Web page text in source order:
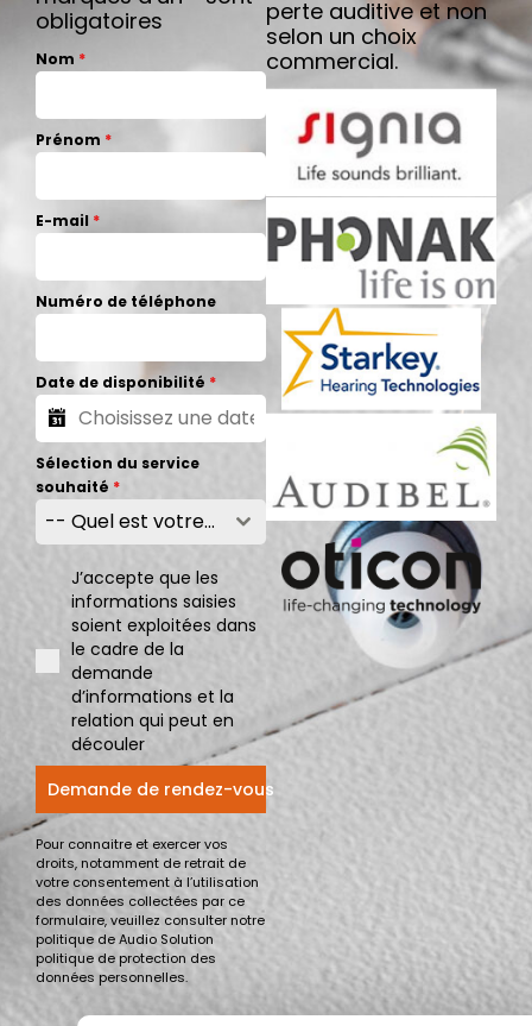
obligatoires
Nom *
Prénom *
E-mail *
Numéro de téléphone
Date de disponibilité *
Sélection du service
souhaité *
-- Quel est votre besoin --
J’accepte que les
informations saisies
soient exploitées dans
le cadre de la
demande
d’informations et la
relation qui peut en
découler
Demande de rendez-vous
Pour connaitre et exercer vos
droits, notamment de retrait de
votre consentement à l’utilisation
des données collectées par ce
formulaire, veuillez consulter notre
politique de Audio Solution
politique de protection des
données personnelles.
perte auditive et non
selon un choix
commercial.